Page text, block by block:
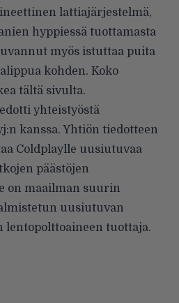
lattiajärjestelmä,
hyppiessä tuottamasta
myös istuttaa puita
kohden. Koko
tältä sivulta.
yhteistyöstä
kanssa. Yhtiön tiedotteen
Coldplaylle uusiutuvaa
päästöjen
on maailman suurin
uusiutuvan
lentopolttoaineen tuottaja.